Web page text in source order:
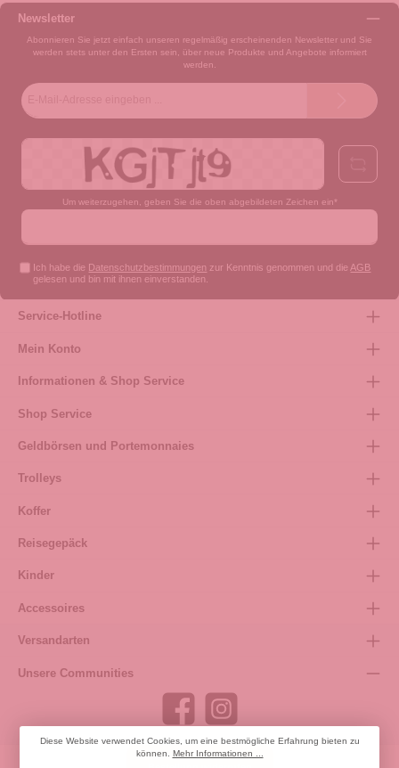
Newsletter
Abonnieren Sie jetzt einfach unseren regelmäßig erscheinenden Newsletter und Sie
werden stets unter den Ersten sein, über neue Produkte und Angebote informiert
werden.
Um weiterzugehen, geben Sie die oben abgebildeten Zeichen ein*
Ich habe die Datenschutzbestimmungen zur Kenntnis genommen und die AGB
gelesen und bin mit ihnen einverstanden.
Service-Hotline
Mein Konto
Informationen & Shop Service
Shop Service
Geldbörsen und Portemonnaies
Trolleys
Koffer
Reisegepäck
Kinder
Accessoires
Versandarten
Unsere Communities
Diese Website verwendet Cookies, um eine bestmögliche Erfahrung bieten zu
können. Mehr Informationen ...